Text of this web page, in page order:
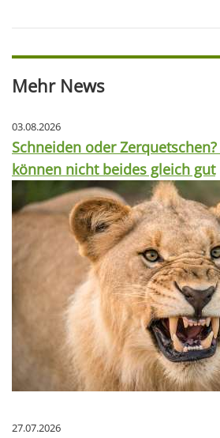
Mehr News
03.08.2026
Schneiden oder
können nicht beides gleich gut
27.07.2026